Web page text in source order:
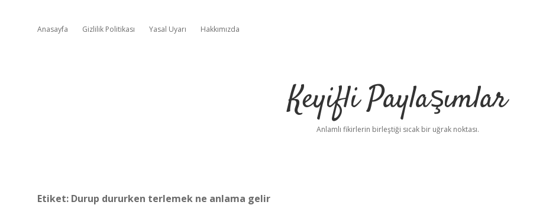
Anasayfa Gizlilik Politikası Yasal Uyarı Hakkımızda
Keyifli Paylaşımlar
Anlamlı fikirlerin birleştiği sıcak bir uğrak noktası.
Etiket: Durup dururken terlemek ne anlama gelir